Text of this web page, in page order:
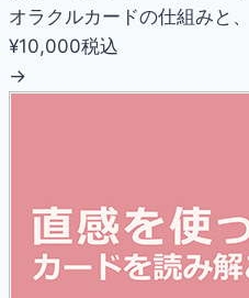
オラクルカードの仕組みと
¥10,000税込
→